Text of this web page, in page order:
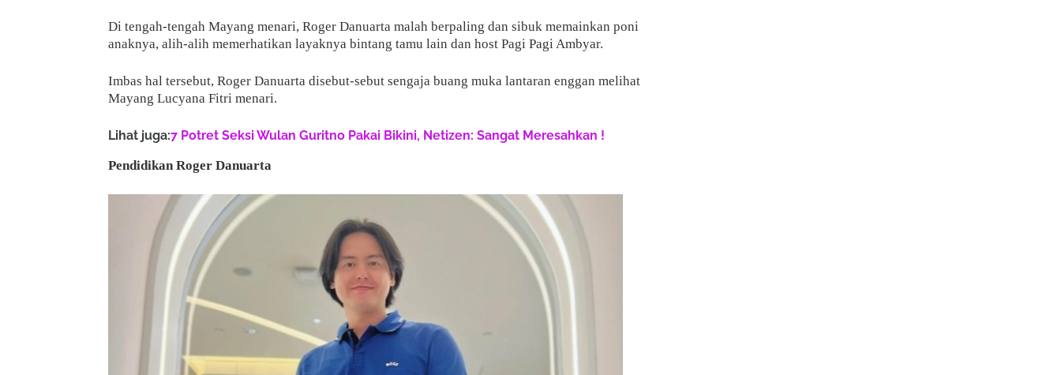
Di tengah-tengah Mayang menari, Roger Danuarta malah berpaling dan sibuk memainkan poni
anaknya, alih-alih memerhatikan layaknya bintang tamu lain dan host Pagi Pagi Ambyar.
Imbas hal tersebut, Roger Danuarta disebut-sebut sengaja buang muka lantaran enggan melihat
Mayang Lucyana Fitri menari.
Lihat juga:7 Potret Seksi Wulan Guritno Pakai Bikini, Netizen: Sangat Meresahkan !
Pendidikan Roger Danuarta